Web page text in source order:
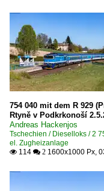
754 040 mit dem R 929
Rtyně v Podkrkonoší
Andreas Hackenjos
Tschechien / Dieselloks / 2
el. Zugheizanlage
 114  2 1600x1000 Px,